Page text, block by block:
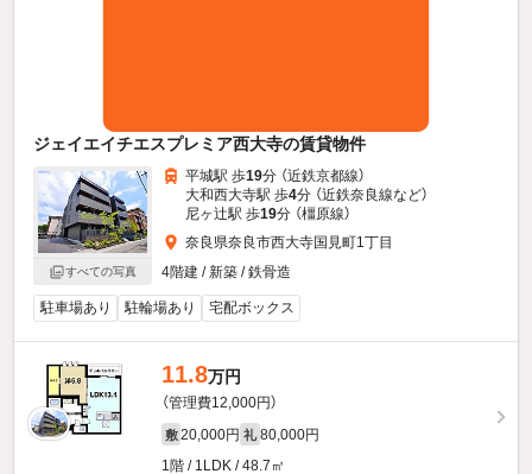
ジェイエイチエスプレミア西大寺の賃貸物件
すべての写真
平城駅 歩19分 （近鉄京都線）
大和西大寺駅 歩4分 （近鉄奈良線など）
尼ヶ辻駅 歩19分 （橿原線）
奈良県奈良市西大寺国見町1丁目
4階建 / 新築 / 鉄骨造
駐車場あり 駐輪場あり 宅配ボックス
11.8万円
（管理費12,000円）
敷 20,000円 礼 80,000円
1階 / 1LDK / 48.7㎡